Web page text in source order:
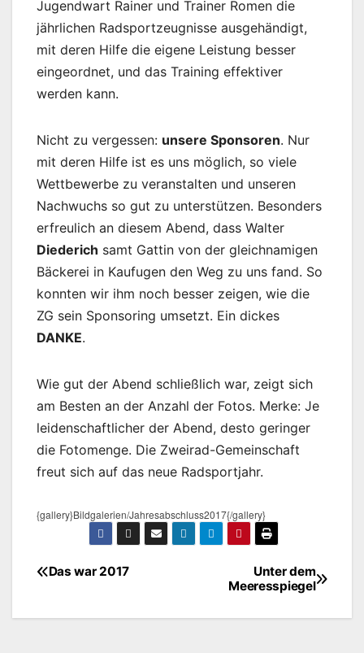
Jugendwart Rainer und Trainer Romen die
jährlichen Radsportzeugnisse ausgehändigt,
mit deren Hilfe die eigene Leistung besser
eingeordnet, und das Training effektiver
werden kann.
Nicht zu vergessen: unsere Sponsoren. Nur
mit deren Hilfe ist es uns möglich, so viele
Wettbewerbe zu veranstalten und unseren
Nachwuchs so gut zu unterstützen. Besonders
erfreulich an diesem Abend, dass Walter
Diederich samt Gattin von der gleichnamigen
Bäckerei in Kaufugen den Weg zu uns fand. So
konnten wir ihm noch besser zeigen, wie die
ZG sein Sponsoring umsetzt. Ein dickes
DANKE.
Wie gut der Abend schließlich war, zeigt sich
am Besten an der Anzahl der Fotos. Merke: Je
leidenschaftlicher der Abend, desto geringer
die Fotomenge. Die Zweirad-Gemeinschaft
freut sich auf das neue Radsportjahr.
{gallery}Bildgalerien/Jahresabschluss2017{/gallery}
Beitragsnavigation Unter dem
Meeresspiegel
Das war 2017